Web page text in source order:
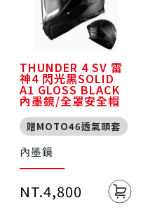
THUNDER 4 SV 雷
神4 閃光黑SOLID
A1 GLOSS BLACK
內墨鏡/全罩安全帽
贈MOTO46透氣頭套
內墨鏡
NT.4,800